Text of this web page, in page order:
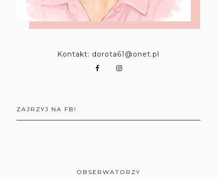
Kontakt: dorota61@onet.pl
ZAJRZYJ NA FB!
OBSERWATORZY